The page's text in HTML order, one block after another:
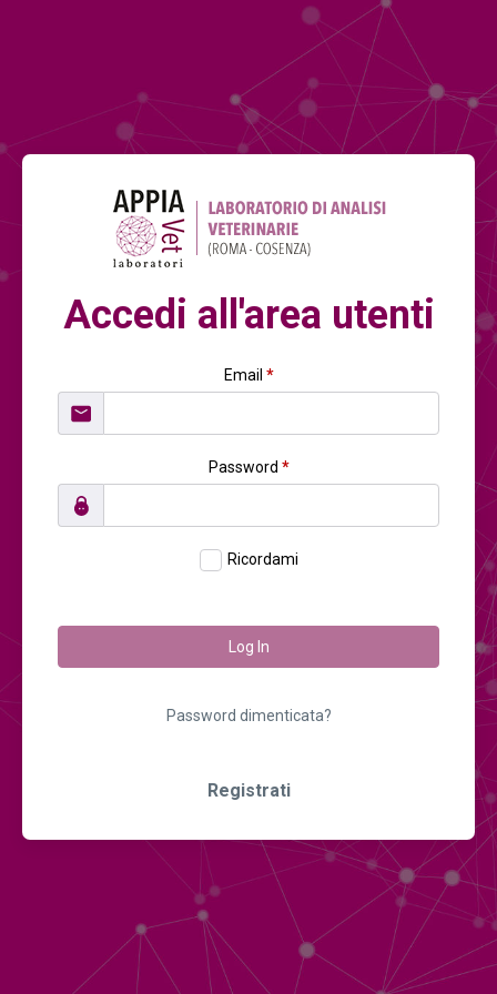
Accedi all'area utenti
Email *
Password *
Ricordami
Log In
Password dimenticata?
Registrati